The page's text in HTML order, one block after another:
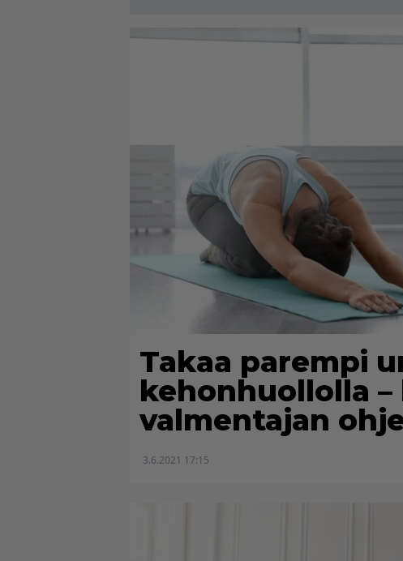
Takaa parempi
kehonhuollolla –
valmentajan
3.6.2021 17:15